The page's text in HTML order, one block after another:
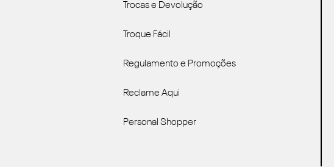
Trocas e Devolução
Troque Fácil
Regulamento e Promoções
Reclame Aqui
Personal Shopper